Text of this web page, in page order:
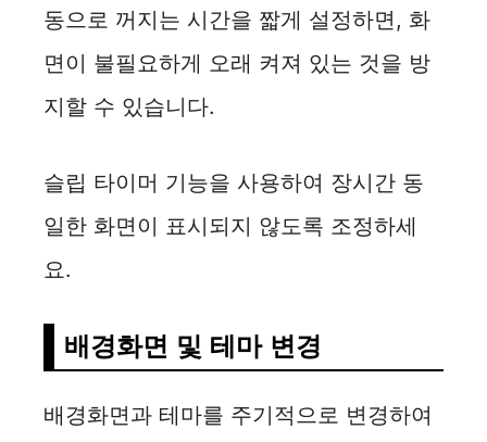
동으로 꺼지는 시간을 짧게 설정하면, 화
면이 불필요하게 오래 켜져 있는 것을 방
지할 수 있습니다.
슬립 타이머 기능을 사용하여 장시간 동
일한 화면이 표시되지 않도록 조정하세
요.
배경화면 및 테마 변경
배경화면과 테마를 주기적으로 변경하여